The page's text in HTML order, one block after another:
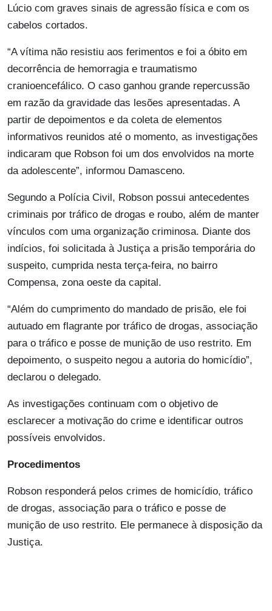
Lúcio com graves sinais de agressão física e com os
cabelos cortados.
“A vítima não resistiu aos ferimentos e foi a óbito em
decorrência de hemorragia e traumatismo
cranioencefálico. O caso ganhou grande repercussão
em razão da gravidade das lesões apresentadas. A
partir de depoimentos e da coleta de elementos
informativos reunidos até o momento, as investigações
indicaram que Robson foi um dos envolvidos na morte
da adolescente”, informou Damasceno.
Segundo a Polícia Civil, Robson possui antecedentes
criminais por tráfico de drogas e roubo, além de manter
vínculos com uma organização criminosa. Diante dos
indícios, foi solicitada à Justiça a prisão temporária do
suspeito, cumprida nesta terça-feira, no bairro
Compensa, zona oeste da capital.
“Além do cumprimento do mandado de prisão, ele foi
autuado em flagrante por tráfico de drogas, associação
para o tráfico e posse de munição de uso restrito. Em
depoimento, o suspeito negou a autoria do homicídio”,
declarou o delegado.
As investigações continuam com o objetivo de
esclarecer a motivação do crime e identificar outros
possíveis envolvidos.
Procedimentos
Robson responderá pelos crimes de homicídio, tráfico
de drogas, associação para o tráfico e posse de
munição de uso restrito. Ele permanece à disposição da
Justiça.